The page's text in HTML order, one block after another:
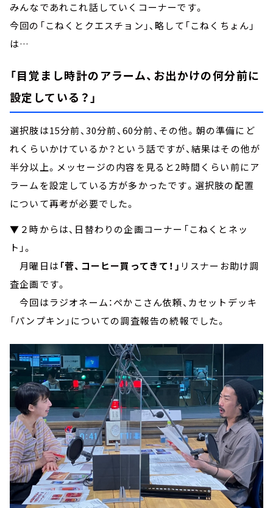
みんなであれこれ話していくコーナーです。
今回の「こねくとクエスチョン」、略して「こねくちょん」
は…
「目覚まし時計のアラーム、お出かけの何分前に
設定している？」
選択肢は15分前、30分前、60分前、その他。朝の準備にど
れくらいかけているか？という話ですが、結果はその他が
半分以上。メッセージの内容を見ると2時間くらい前にア
ラームを設定している方が多かったです。選択肢の配置
について再考が必要でした。
▼２時からは、日替わりの企画コーナー「こねくとネッ
ト」。
月曜日は 「菅、コーヒー買ってきて！」 リスナーお助け調
査企画です。
今回はラジオネーム：ぺかこさん依頼、カセットデッキ
「パンプキン」についての調査報告の続報でした。